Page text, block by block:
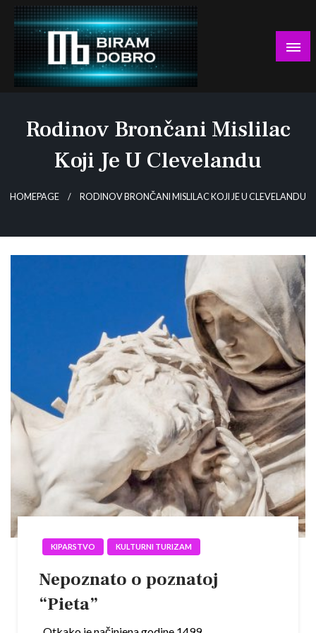
Skip
content
Rodinov Brončani Mislilac
Koji Je U Clevelandu
HOMEPAGE RODINOV BRONČANI MISLILAC KOJI JE U CLEVELANDU
KIPARSTVO KULTURNI TURIZAM
Nepoznato o poznatoj
“Pieta”